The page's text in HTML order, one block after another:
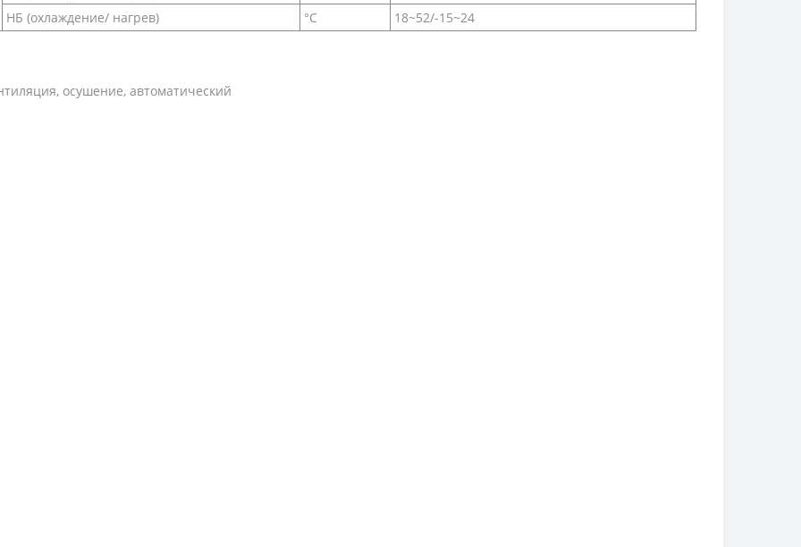
НБ (охлаждение/ нагрев)
°C 18~52/-15~24
осушение, автоматический